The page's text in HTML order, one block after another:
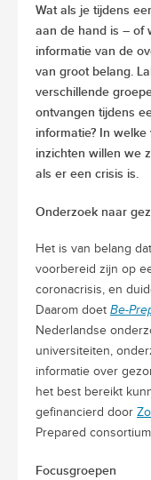
Wat als je tijdens
aan de hand is – of
informatie van de
van groot belang.
verschillende
ontvangen tijdens
informatie? In
inzichten willen we
als er een crisis is.
Onderzoek naar
Het is van belang
voorbereid zijn op
coronacrisis, en
Daarom doet Be-
Nederlandse
universiteiten,
informatie over
het best bereikt
gefinancierd door
Prepared
Focusgroepen